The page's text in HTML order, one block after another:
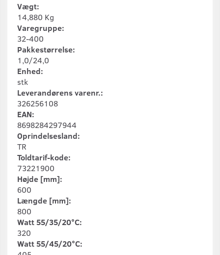
Vægt:
14,880 Kg
Varegruppe:
32-400
Pakkestørrelse:
1,0/24,0
Enhed:
stk
Leverandørens varenr.:
326256108
EAN:
8698284297944
Oprindelsesland:
TR
Toldtarif-kode:
73221900
Højde [mm]:
600
Længde [mm]:
800
Watt 55/35/20°C:
320
Watt 55/45/20°C: